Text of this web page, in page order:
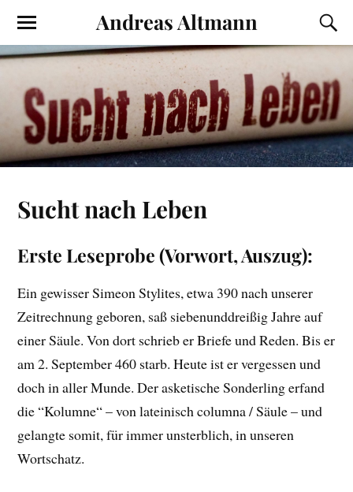
Andreas Altmann
Sucht nach Leben
Erste Leseprobe (Vorwort, Auszug):
Ein gewisser Simeon Stylites, etwa 390 nach unserer
Zeitrechnung geboren, saß siebenunddreißig Jahre auf
einer Säule. Von dort schrieb er Briefe und Reden. Bis er
am 2. September 460 starb. Heute ist er vergessen und
doch in aller Munde. Der asketische Sonderling erfand
die “Kolumne“ – von lateinisch columna / Säule – und
gelangte somit, für immer unsterblich, in unseren
Wortschatz.